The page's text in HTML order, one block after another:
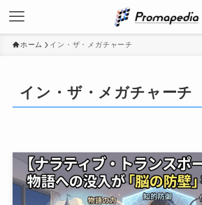
ホーム イン・ザ・メガチャーチ
イン・ザ・メガチャーチ